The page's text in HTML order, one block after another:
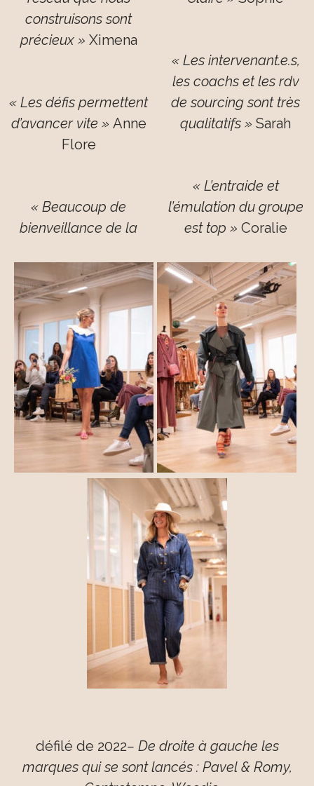
construisons sont
précieux » Ximena
« Les défis permettent
d’avancer vite »
Anne
Flore
« Beaucoup de
bienveillance de la
« Les intervenant.e.s,
les coachs et les rdv
de sourcing sont très
qualitatifs » Sarah
« L’entraide et
l’émulation du groupe
est top »
Coralie
défilé de 2022 – De droite à gauche les
marques qui se sont lancés : Pavel & Romy,
Contretemps, Woodie